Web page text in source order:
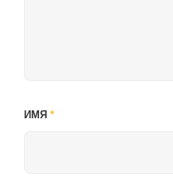
ИМЯ *